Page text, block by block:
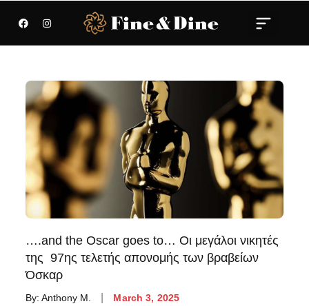
….and the Oscar goes to… Οι μεγάλοι νικητές
της 97ης τελετής απονομής των βραβείων
Όσκαρ
By:Anthony M. March 3, 2025